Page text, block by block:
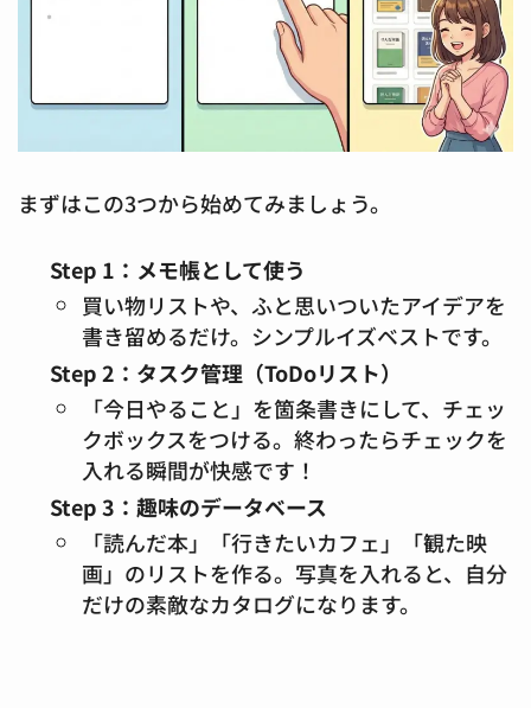
まずはこの3つから始めてみましょう。
Step 1：メモ帳として使う
買い物リストや、ふと思いついたアイデアを
書き留めるだけ。シンプルイズベストです。
Step 2：タスク管理（ToDoリスト）
「今日やること」を箇条書きにして、チェッ
クボックスをつける。終わったらチェックを
入れる瞬間が快感です！
Step 3：趣味のデータベース
「読んだ本」「行きたいカフェ」「観た映
画」のリストを作る。写真を入れると、自分
だけの素敵なカタログになります。